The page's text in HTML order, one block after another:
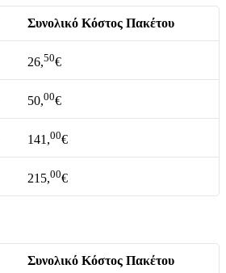
Συνολικό Κόστος Πακέτου
26,50€
50,00€
141,00€
215,00€
Συνολικό Κόστος Πακέτου